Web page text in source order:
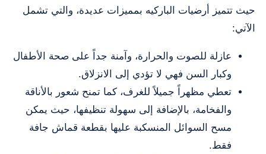
حيث تتميز أرضيات الباركيه بمميزات عديدة، والتي تشمل
الآتي:
عازلة للصوت والحرارة، وآمنة جداً على صحة الأطفال
وكبار السن فهي لا تؤدي إلى الانزلاق.
تعطي مظهراً جميلاً للغرف، كما تمنح شعور بالأناقة
والفخامة، بالإضافة إلى سهولة تنظيفها، حيث يمكن
مسح السوائل المنسكبة عليها بقطعة قماش جافة
فقط.